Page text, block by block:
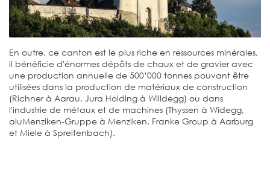
En outre, ce canton est le plus riche en ressources minérales,
il bénéficie d'énormes dépôts de chaux et de gravier avec
une production annuelle de 500’000 tonnes pouvant être
utilisées dans la production de matériaux de construction
(Richner à Aarau, Jura Holding à Willdegg) ou dans
l'industrie de métaux et de machines (Thyssen à Widegg,
aluMenziken-Gruppe à Menziken, Franke Group à Aarburg
et Miele à Spreitenbach).